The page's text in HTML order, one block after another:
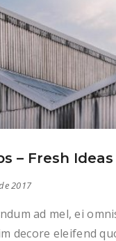
– Fresh Ideas
2017
ad mel, ei
decore eleifend